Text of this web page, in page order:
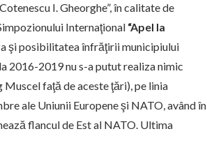
I. Gheorghe”, în calitate de
Internaţional “Apel la
şi posibilitatea înfrăţirii municipiului
2016-2019 nu s-a putut realiza nimic
faţă de aceste ţări), pe linia
ale Uniunii Europene şi NATO, având în
flancul de Est al NATO. Ultima